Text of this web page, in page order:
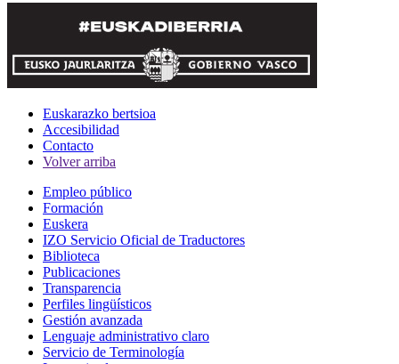
Euskarazko bertsioa
Accesibilidad
Contacto
Volver arriba
Empleo público
Formación
Euskera
IZO Servicio Oficial de Traductores
Biblioteca
Publicaciones
Transparencia
Perfiles lingüísticos
Gestión avanzada
Lenguaje administrativo claro
Servicio de Terminología